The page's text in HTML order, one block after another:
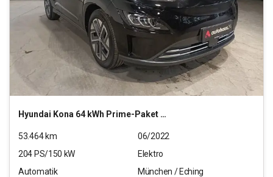
Hyundai Kona 64 kWh Prime-Paket Elektro 2WD
53.464km
06/2022
204 PS/150 kW
Elektro
Automatik
München / Eching